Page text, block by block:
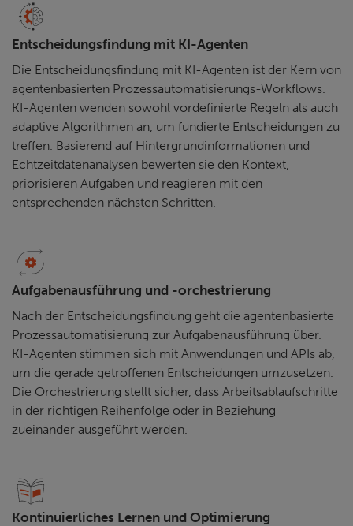
Entscheidungsfindung mit KI-Agenten
Die Entscheidungsfindung mit KI-Agenten ist der Kern von
agentenbasierten Prozessautomatisierungs-Workflows.
KI-Agenten wenden sowohl vordefinierte Regeln als auch
adaptive Algorithmen an, um fundierte Entscheidungen zu
treffen. Basierend auf Hintergrundinformationen und
Echtzeitdatenanalysen bewerten sie den Kontext,
priorisieren Aufgaben und reagieren mit den
entsprechenden nächsten Schritten.
Aufgabenausführung und -orchestrierung
Nach der Entscheidungsfindung geht die agentenbasierte
Prozessautomatisierung zur Aufgabenausführung über.
KI-Agenten stimmen sich mit Anwendungen und APIs ab,
um die gerade getroffenen Entscheidungen umzusetzen.
Die Orchestrierung stellt sicher, dass Arbeitsablaufschritte
in der richtigen Reihenfolge oder in Beziehung
zueinander ausgeführt werden.
Kontinuierliches Lernen und Optimierung